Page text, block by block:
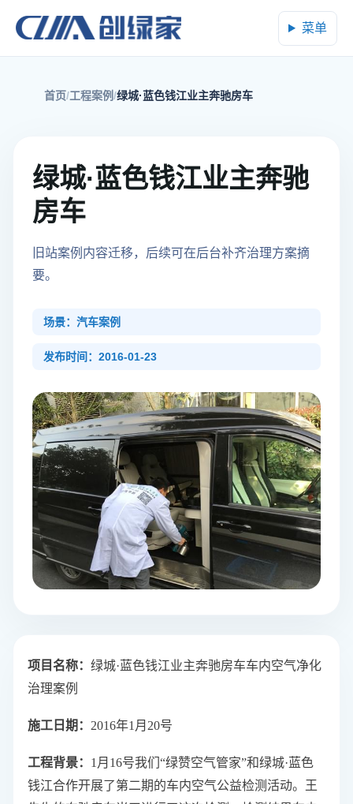
菜单
首页 工程案例 绿城·蓝色钱江业主奔驰房车
绿城·蓝色钱江业主奔驰
房车
旧站案例内容迁移，后续可在后台补齐治理方案摘
要。
场景：汽车案例
发布时间：2016-01-23
项目名称： 绿城·蓝色钱江业主奔驰房车车内空气净化
治理案例
施工日期： 2016年1 月20号
工程背景： 1月16号我们“绿赞空气管家”和绿城·蓝色
钱江合作开展了第二期的车内空气公益检测活动。王